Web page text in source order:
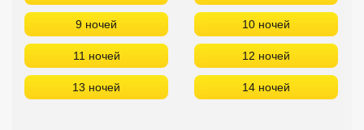
9 ночей 10 ночей
11 ночей 12 ночей
13 ночей 14 ночей